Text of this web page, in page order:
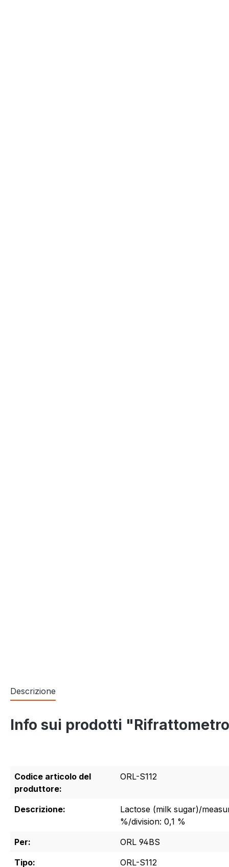
Descrizione
Info sui prodotti "Rifrattometro
Codice articolo del
produttore:
ORL-S112
Descrizione:
Lactose (milk sugar)/
%/division: 0,1 %
Per:
ORL 94BS
Tipo:
ORL-S112